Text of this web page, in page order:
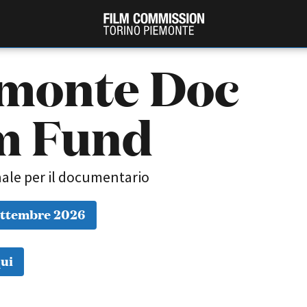
PRODUCTION GUIDE
Doc
Fund
per il documentario
2026